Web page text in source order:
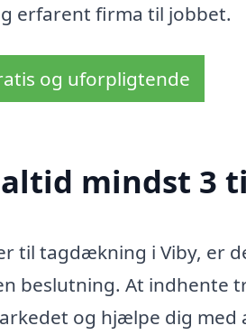
erfarent firma til jobbet.
og uforpligtende
mindst 3
til tagdækning i Viby, er
beslutning. At indhente
og hjælpe dig